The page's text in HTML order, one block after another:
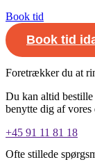
Book tid
Book tid
Foretrækker du at
Du kan altid
benytte dig af
+45 91 11 81 18
Ofte stillede